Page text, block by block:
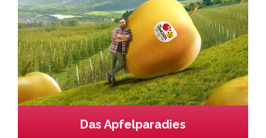
Das Apfelparadies